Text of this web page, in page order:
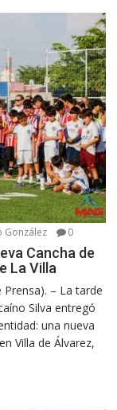
González 0
Cancha de
La Villa
– La tarde
Silva entregó
una nueva
Villa de Álvarez,